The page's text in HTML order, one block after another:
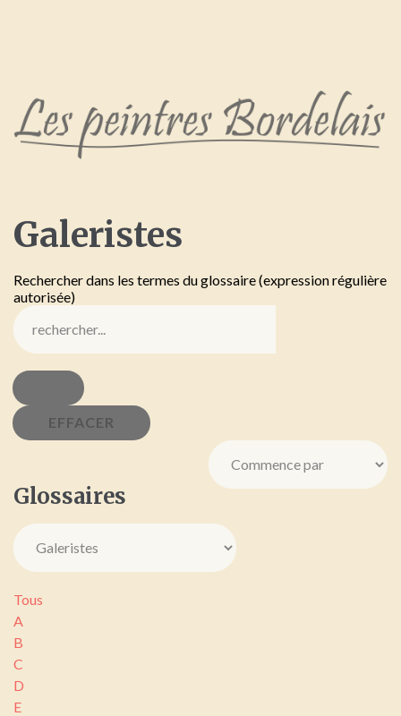
Galeristes
Rechercher dans les termes du glossaire (expression régulière
autorisée)
Glossaires
Tous
A
B
C
D
E